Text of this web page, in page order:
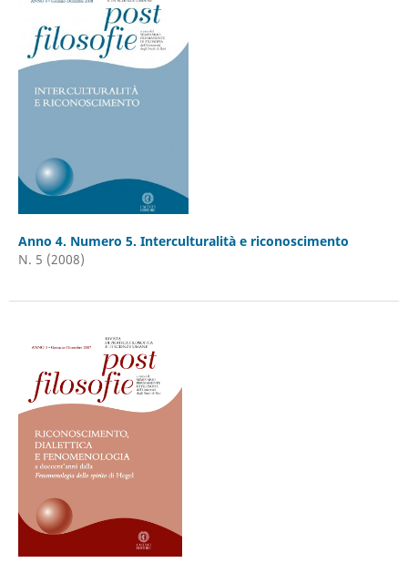
Anno 4. Numero 5. Interculturalità e riconoscimento
N. 5 (2008)